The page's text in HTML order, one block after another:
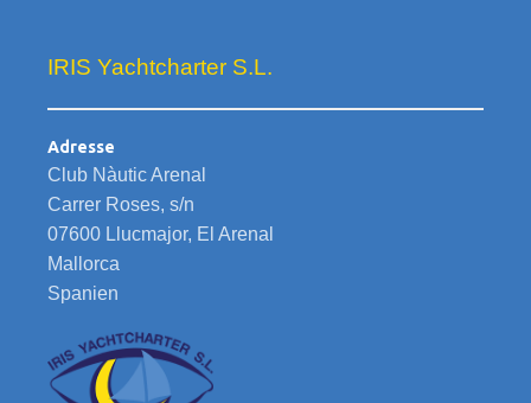
IRIS Yachtcharter S.L.
Adresse
Club Nàutic Arenal
Carrer Roses, s/n
07600 Llucmajor, El Arenal
Mallorca
Spanien